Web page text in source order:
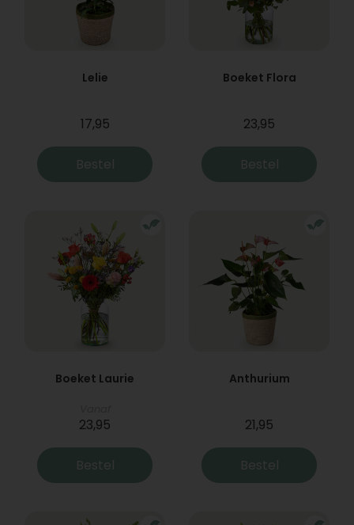
Lelie
17,95
Bestel
Boeket Flora
23,95
Bestel
Boeket Laurie
23,95
Bestel
Anthurium
21,95
Bestel